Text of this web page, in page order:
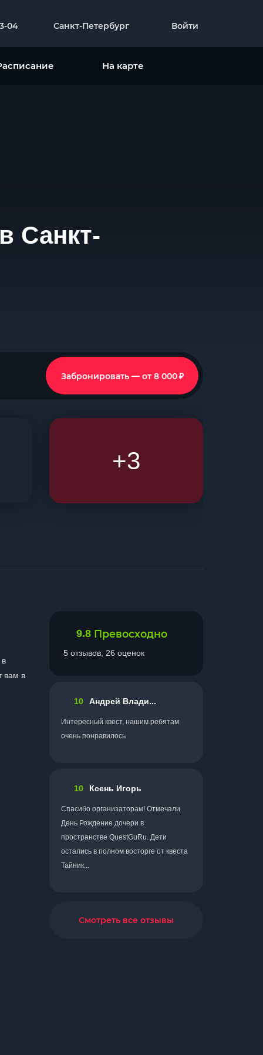
04 Санкт-Петербург Войти
На карте
Санкт-
Забронировать — от 8 000₽
+3
вам в
9.8 Превосходно
5 отзывов, 26 оценок
10 Андрей Влади...
Интересный квест, нашим ребятам
очень понравилось
10 Ксень Игорь
Спасибо организаторам! Отмечали
День Рождение дочери в
пространстве QuestGuRu. Дети
остались в полном восторге от квеста
Тайник...
Смотреть все отзывы